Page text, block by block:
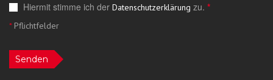
Hiermit stimme ich der Datenschutzerklärung zu. *
*Pflichtfelder
Senden